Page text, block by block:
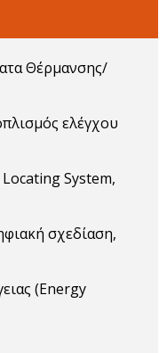
Θέρμανσης/
ελέγχου
System,
σχεδίαση,
(Energy